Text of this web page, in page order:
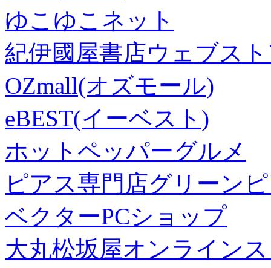
ゆこゆこネット
紀伊國屋書店ウェブス
OZmall(オズモール)
eBEST(イーベスト)
ホットペッパーグルメ
ピアス専門店グリーン
ベクターPCショップ
大丸松坂屋オンライン